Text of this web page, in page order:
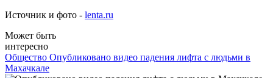
Источник и фото - lenta.ru
Может быть
интересно
Общество Опубликовано видео падения лифта с людьми в
Махачкале